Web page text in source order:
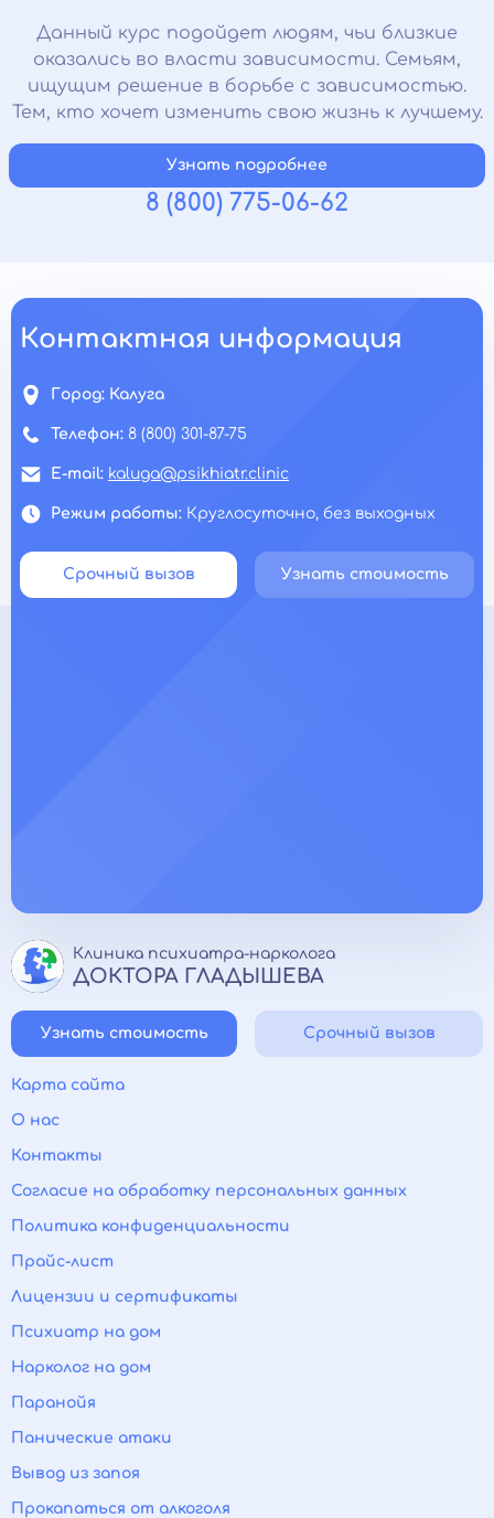
Данный курс подойдет людям, чьи близкие
оказались во власти зависимости. Семьям,
ищущим решение в борьбе с зависимостью.
Тем, кто хочет изменить свою жизнь к лучшему.
Узнать подробнее
8 (800) 775-06-62
Контактная информация
Город: Калуга
Телефон: 8 (800) 301-87-75
E-mail: kaluga@psikhiatr.clinic
Режим работы: Круглосуточно, без выходных
Срочный вызов Узнать стоимость
Клиника психиатра-нарколога
ДОКТОРА ГЛАДЫШЕВА
Узнать стоимость Срочный вызов
Карта сайта
О нас
Контакты
Согласие на обработку персональных данных
Политика конфиденциальности
Прайс-лист
Лицензии и сертификаты
Психиатр на дом
Нарколог на дом
Паранойя
Панические атаки
Вывод из запоя
Прокапаться от алкоголя